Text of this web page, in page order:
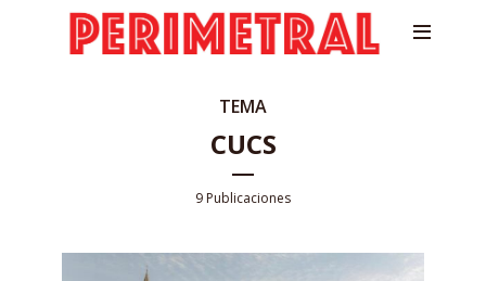
TEMA
CUCS
9 Publicaciones